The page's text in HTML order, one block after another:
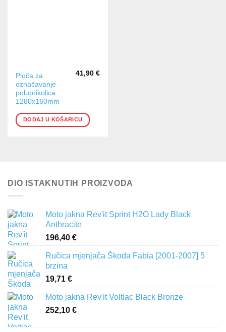
Ploča za
označavanje
poluprikolica
1280x160mm
41,90 €
DODAJ U KOŠARICU
DIO ISTAKNUTIH PROIZVODA
Moto jakna Rev'it Sprint H2O Lady Black
Anthracite
196,40 €
Ručica mjenjača Škoda Fabia [2001-2007] 5
brzina
19,71 €
Moto jakna Rev'it Voltiac Black Bronze
252,10 €